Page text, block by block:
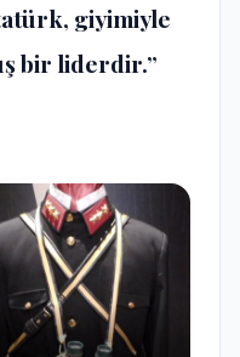
giyimiyle
bir liderdir.”